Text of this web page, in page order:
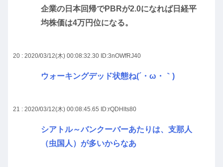
企業の日本回帰でPBRが2.0になれば日経平
均株価は4万円位になる。
20 : 2020/03/12(木) 00:08:32.30 ID:3nOWfRJ40
ウォーキングデッド状態ね(´・ω・｀)
21 : 2020/03/12(木) 00:08:45.65 ID:rQDHlts80
シアトル～バンクーバーあたりは、支那人
（虫国人）が多いからなあ